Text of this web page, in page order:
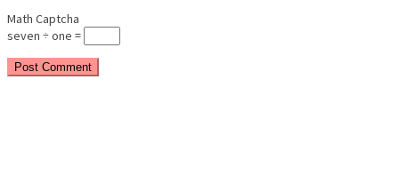
Math Captcha
seven ÷ one =